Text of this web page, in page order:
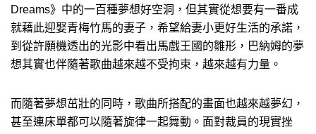
Dreams》中的一百種夢想好空洞，但其實從想要有一番成
就藉此迎娶青梅竹馬的妻子，希望給妻小更好生活的承諾，
到從許願機透出的光影中看出馬戲王國的雛形，巴納姆的夢
想其實也伴隨著歌曲越來越不受拘束，越來越有力量。
而隨著夢想茁壯的同時，歌曲所搭配的畫面也越來越夢幻，
甚至連床單都可以隨著旋律一起舞動。面對裁員的現實挫